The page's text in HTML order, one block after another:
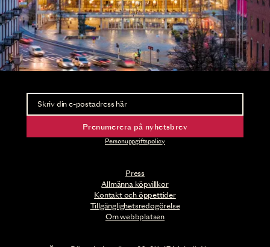
Press
Allmänna köpvillkor
Kontakt och öppettider
Tillgänglighetsredogörelse
Om webbplatsen
Nyhetsbrev
Ta del av förhandsinformation och biljettsläpp.
Prenumerera på nyhetsbrev
Personuppgiftspolicy